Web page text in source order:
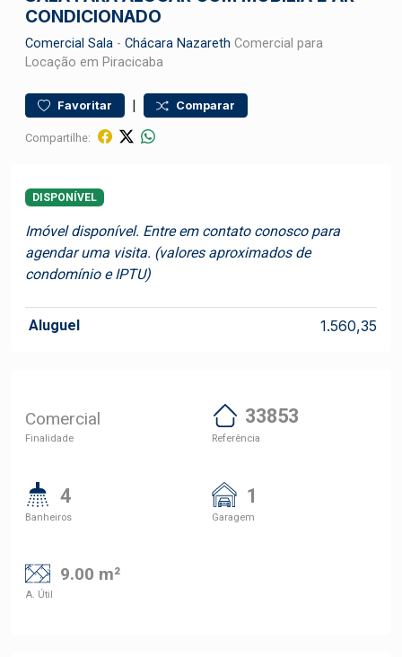
CONDICIONADO
Comercial Sala - Chácara Nazareth Comercial para
Locação em Piracicaba
Favoritar | Comparar
Compartilhe:
DISPONÍVEL
Imóvel disponível. Entre em contato conosco para
agendar uma visita. (valores aproximados de
condomínio e IPTU)
Aluguel 1.560,35
Comercial
Finalidade
33853
Referência
4
Banheiros
1
Garagem
9.00 m²
A. Útil